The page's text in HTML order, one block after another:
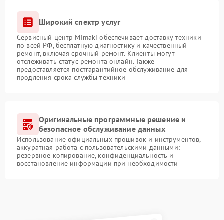
Широкий спектр услуг
Сервисный центр Mimaki обеспечивает доставку техники
по всей РФ, бесплатную диагностику и качественный
ремонт, включая срочный ремонт. Клиенты могут
отслеживать статус ремонта онлайн. Также
предоставляется постгарантийное обслуживание для
продления срока службы техники
Оригинальные программные решение и
безопасное обслуживание данных
Использование официальных прошивок и инструментов,
аккуратная работа с пользовательскими данными:
резервное копирование, конфиденциальность и
восстановление информации при необходимости